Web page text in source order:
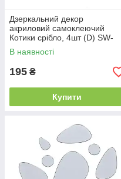
Дзеркальний декор
акриловий самоклеючий
Котики срібло, 4шт (D) SW-
00002494
В наявності
195 ₴
Купити